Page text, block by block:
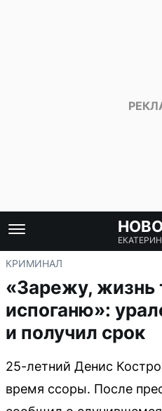
КРИМИНАЛ
«Зарежу, жизнь
испоганю»:
и получил срок
25-летний Денис
время ссоры. После